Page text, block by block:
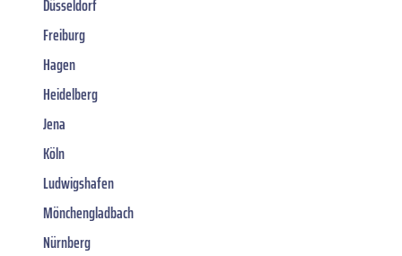
Düsseldorf
Freiburg
Hagen
Heidelberg
Jena
Köln
Ludwigshafen
Mönchengladbach
Nürnberg